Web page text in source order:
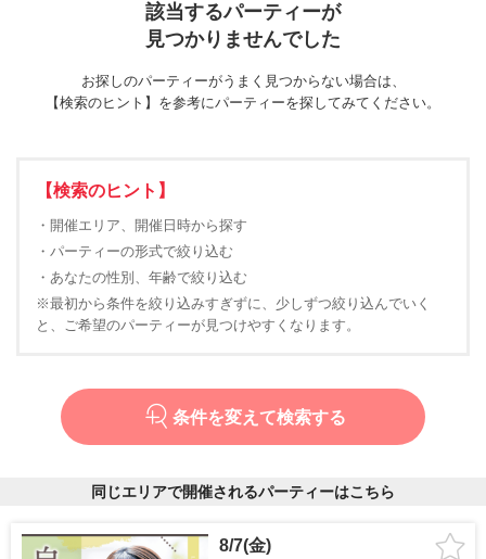
該当するパーティーが
見つかりませんでした
お探しのパーティーがうまく見つからない場合は、
【検索のヒント】を参考にパーティーを探してみてください。
【検索のヒント】
・開催エリア、開催日時から探す
・パーティーの形式で絞り込む
・あなたの性別、年齢で絞り込む
※最初から条件を絞り込みすぎずに、少しずつ絞り込んでいく
と、ご希望のパーティーが見つけやすくなります。
条件を変えて検索する
同じエリアで開催されるパーティーはこちら
8/7(金)